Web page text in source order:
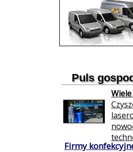
Puls
Firmy